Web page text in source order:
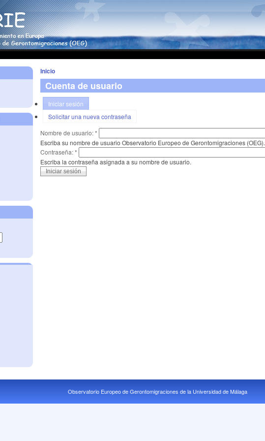
Inicio
Cuenta de usuario
Iniciar sesión
Solicitar una nueva contraseña
Nombre de usuario:*
Escriba su nombre de usuario Observatorio Europeo de Gerontomigraciones (OEG).
Contraseña:*
Escriba la contraseña asignada a su nombre de usuario.
Observatorio Europeo de Gerontomigraciones de la Universidad de Málaga